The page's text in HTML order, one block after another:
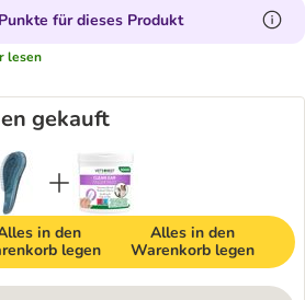
für dieses Produkt
lesen
gekauft
in den
legen
Alles in den
Warenkorb legen